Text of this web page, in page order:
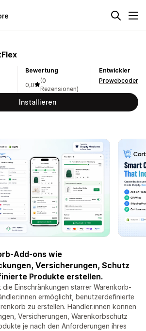
Bewertung
0,0
(0
Rezensionen)
Entwickler
Prowebcoder
Installieren
Add-ons wie
Versicherungen, Schutz
Produkte erstellen.
Einschränkungen starrer Warenkorb-
ermöglicht, benutzerdefinierte
zu erstellen. Händler:innen können
Versicherungen, Warenkorbschutz
je nach den Anforderungen ihres